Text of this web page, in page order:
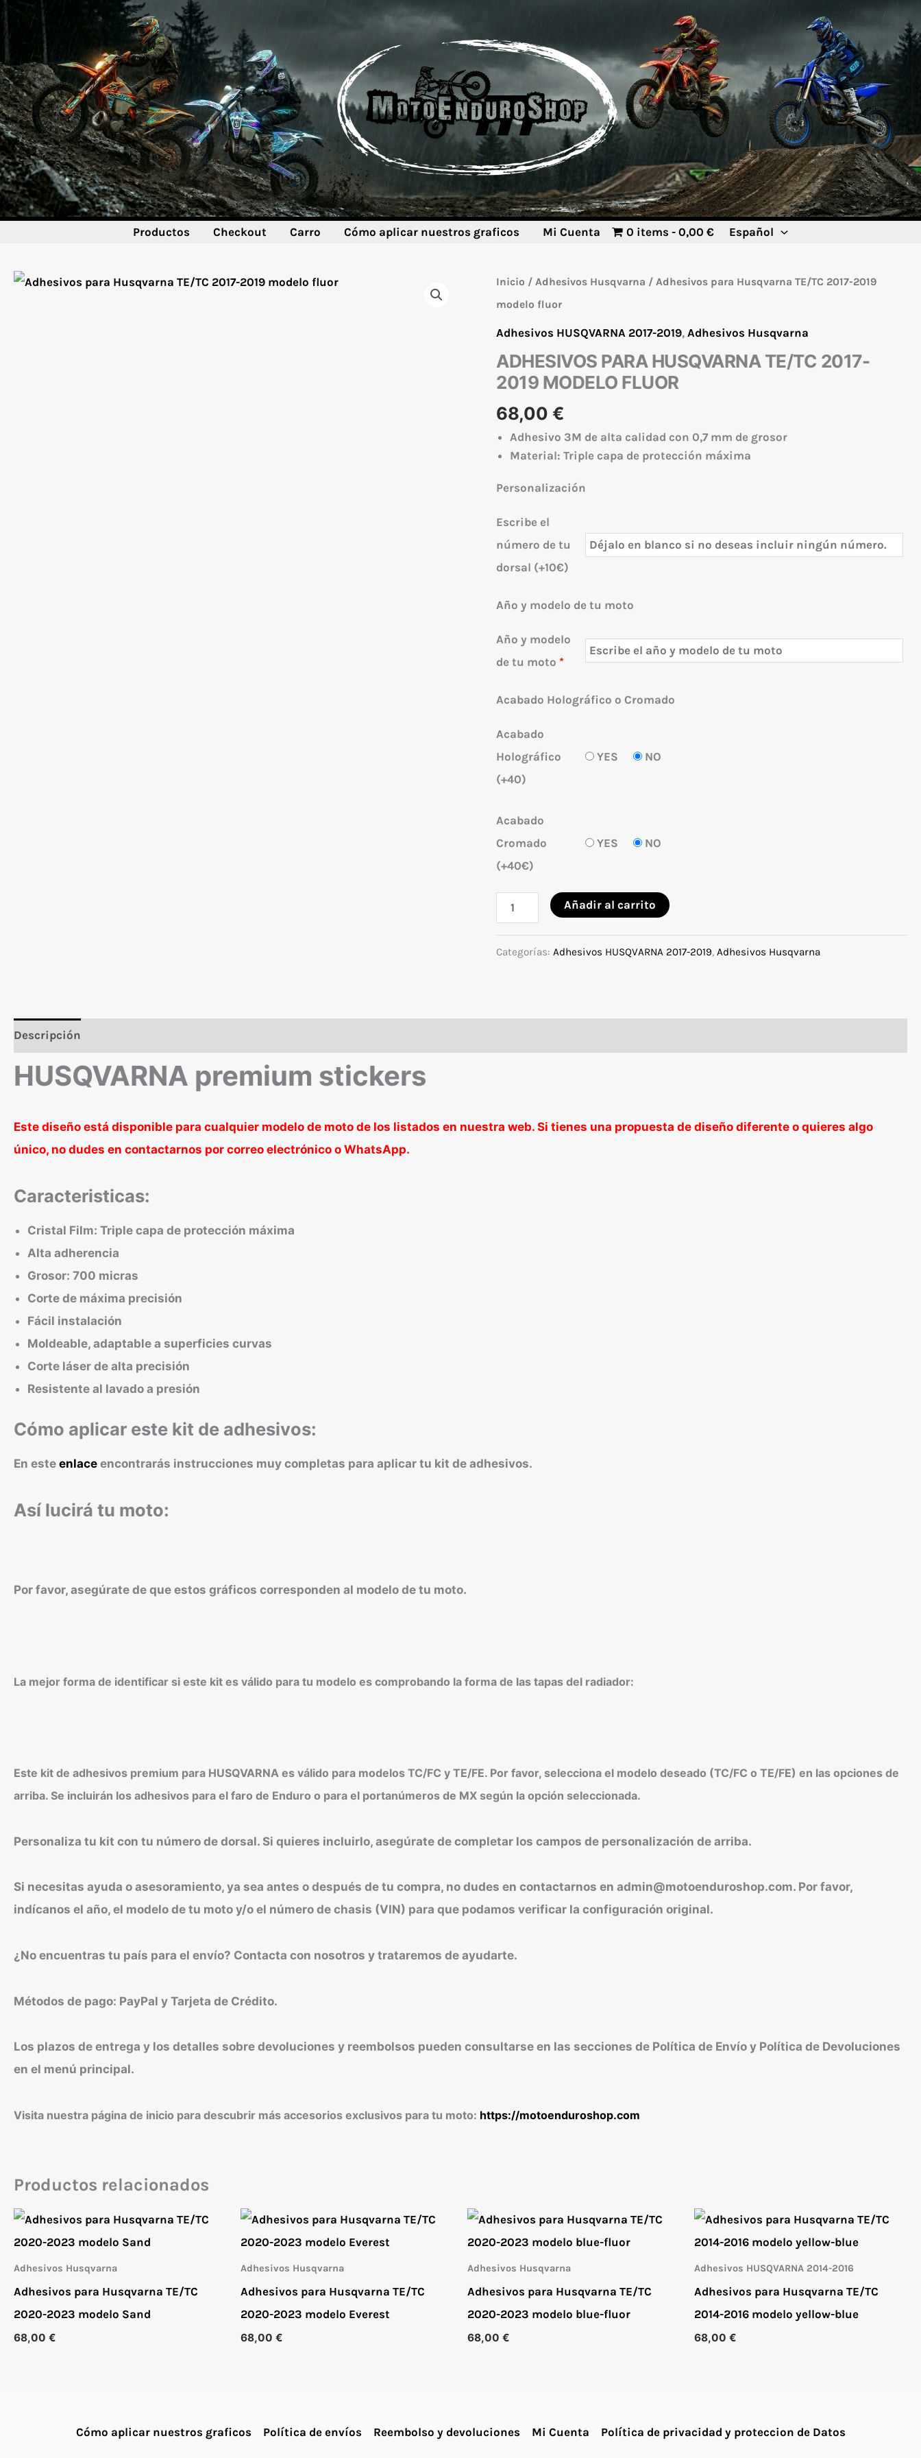
Ir
al
contenido
Productos Checkout Carro Cómo aplicar nuestros graficos Mi Cuenta 0 items 0,00 € Español
Inicio /Adhesivos Husqvarna / Adhesivos para Husqvarna TE/TC 2017-2019
modelo fluor
Adhesivos HUSQVARNA 2017-2019,Adhesivos Husqvarna
ADHESIVOS PARA HUSQVARNA TE/TC 2017-
2019 MODELO FLUOR
68,00 €
Adhesivo 3M de alta calidad con 0,7 mm de grosor
Material: Triple capa de protección máxima
Personalización
Escribe el
número de tu
dorsal (+10€)
Año y modelo de tu moto
Año y modelo
de tu moto *
Acabado Holográfico o Cromado
Acabado
Holográfico
(+40)
YES NO
Acabado
Cromado
(+40€)
YES NO
Adhesivos
para
Husqvarna
2019
Añadir al carrito
Categorías:Adhesivos HUSQVARNA 2017-2019,Adhesivos Husqvarna
Descripción
HUSQVARNA premium stickers
Este diseño está disponible para cualquier modelo de moto de los listados en nuestra web. Si tienes una propuesta de diseño diferente o quieres algo
único, no dudes en contactarnos por correo electrónico o WhatsApp.
Caracteristicas:
Cristal Film: Triple capa de protección máxima
Alta adherencia
Grosor: 700 micras
Corte de máxima precisión
Fácil instalación
Moldeable, adaptable a superficies curvas
Corte láser de alta precisión
Resistente al lavado a presión
Cómo aplicar este kit de adhesivos:
En este enlace encontrarás instrucciones muy completas para aplicar tu kit de adhesivos.
Así lucirá tu moto:
Por favor, asegúrate de que estos gráficos corresponden al modelo de tu moto.
La mejor forma de identificar si este kit es válido para tu modelo es comprobando la forma de las tapas del radiador:
Este kit de adhesivos premium para HUSQVARNA es válido para modelos TC/FC y TE/FE. Por favor, selecciona el modelo deseado (TC/FC o TE/FE) en las opciones de
arriba. Se incluirán los adhesivos para el faro de Enduro o para el portanúmeros de MX según la opción seleccionada.
Personaliza tu kit con tu número de dorsal. Si quieres incluirlo, asegúrate de completar los campos de personalización de arriba.
Si necesitas ayuda o asesoramiento, ya sea antes o después de tu compra, no dudes en contactarnos en admin@motoenduroshop.com. Por favor,
indícanos el año, el modelo de tu moto y/o el número de chasis (VIN) para que podamos verificar la configuración original.
¿No encuentras tu país para el envío? Contacta con nosotros y trataremos de ayudarte.
Métodos de pago: PayPal y Tarjeta de Crédito.
Los plazos de entrega y los detalles sobre devoluciones y reembolsos pueden consultarse en las secciones de Política de Envío y Política de Devoluciones
en el menú principal.
Visita nuestra página de inicio para descubrir más accesorios exclusivos para tu moto: https://motoenduroshop.com
Productos relacionados
Adhesivos Husqvarna
Adhesivos para Husqvarna TE/TC
2020-2023 modelo Sand
68,00 €
Adhesivos Husqvarna
Adhesivos para Husqvarna TE/TC
2020-2023 modelo Everest
68,00 €
Adhesivos Husqvarna
Adhesivos para Husqvarna TE/TC
2020-2023 modelo blue-fluor
68,00 €
Adhesivos HUSQVARNA 2014-2016
Adhesivos para Husqvarna TE/TC
2014-2016 modelo yellow-blue
68,00 €
Cómo aplicar nuestros graficos Política de envíos Reembolso y devoluciones Mi Cuenta Política de privacidad y proteccion de Datos